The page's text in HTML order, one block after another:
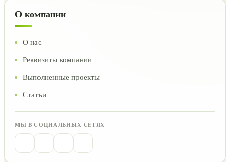
О компании
О нас
Реквизиты компании
Выполненные проекты
Статьи
МЫ В СОЦИАЛЬНЫХ СЕТЯХ